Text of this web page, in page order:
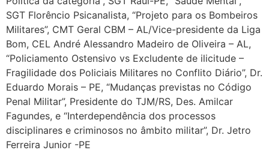
SGT Florêncio Psicanalista, “Projeto para os Bombeiros
Militares”, CMT Geral CBM – AL/Vice-presidente da Liga
Bom, CEL André Alessandro Madeiro de Oliveira – AL,
“Policiamento Ostensivo vs Excludente de ilicitude –
Fragilidade dos Policiais Militares no Conflito Diário”, Dr.
Eduardo Morais – PE, “Mudanças previstas no Código
Penal Militar”, Presidente do TJM/RS, Des. Amilcar
Fagundes, e “Interdependência dos processos
disciplinares e criminosos no âmbito militar”, Dr. Jetro
Ferreira Junior -PE